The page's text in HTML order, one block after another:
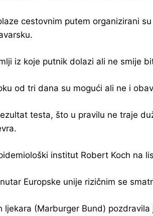
cestovnim putem organizirani
iz koje putnik dolazi ali ne smije
od tri dana su mogući ali ne i
testa, što u pravilu ne traje
institut Robert Koch na
Europske unije rizičnim se
ljekara (Marburger Bund)